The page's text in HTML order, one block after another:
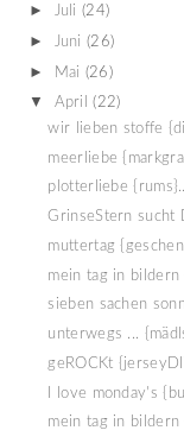
► Juli (24)
► Juni (26)
► Mai (26)
▼ April
(22)
wir lieben stoffe
meerliebe
plotterliebe
GrinseStern sucht
muttertag
mein tag in bildern
sieben sachen
unterwegs ...
geROCKt
I love monday's
mein tag in bildern